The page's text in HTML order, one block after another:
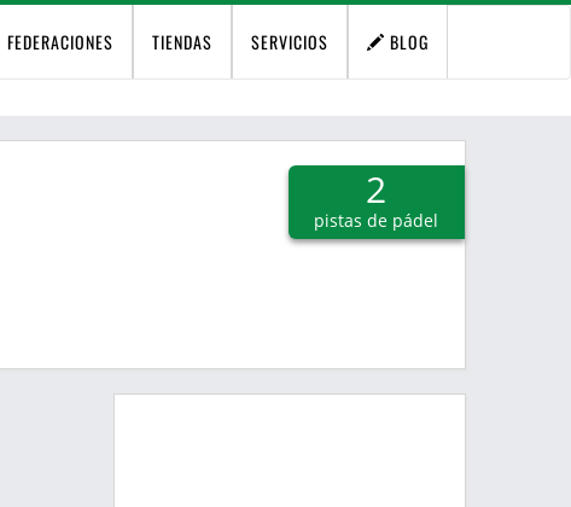
FEDERACIONES TIENDAS SERVICIOS BLOG
2
pistas de pádel